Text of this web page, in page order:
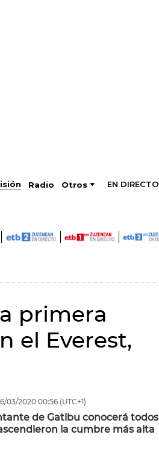
Radio Otros EN DIRECTO
primera
el Everest,
03/2020 00:56 (UTC+1)
de Gatibu conocerá todos
la cumbre más alta